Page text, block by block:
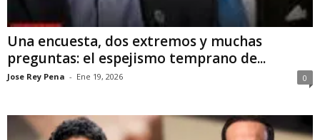
Una encuesta, dos extremos y muchas
preguntas: el espejismo temprano de...
Jose Rey Pena - Ene 19, 2026 0